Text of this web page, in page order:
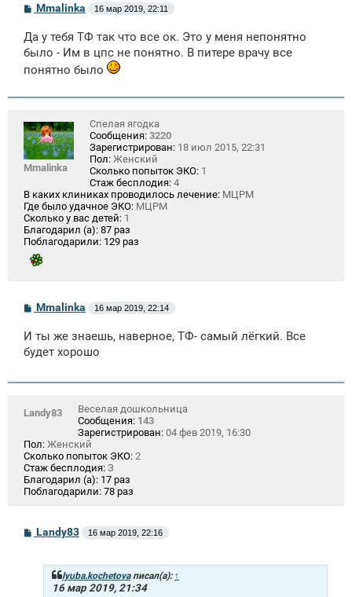
С
б
щ
н
е
Mmalinka 16 мар 2019, 22:11
Да у тебя ТФ так что все ок. Это у меня непонятно
было - Им в цпс не понятно. В питере врачу все
понятно было
Mmalinka
Спелая ягодка
Сообщения: 3220
Зарегистрирован: 18 июл 2015, 22:31
Пол: Женский
Сколько попыток ЭКО: 1
Стаж бесплодия: 4
В каких клиниках проводилось лечение: МЦРМ
Где было удачное ЭКО: МЦРМ
Сколько у вас детей: 1
Благодарил (а): 87 раз
Поблагодарили: 129 раз
С
б
щ
е
и
Mmalinka 16 мар 2019, 22:14
И ты же знаешь, наверное, ТФ- самый лёгкий. Все
будет хорошо
Landy83
Веселая дошкольница
Сообщения: 143
Зарегистрирован: 04 фев 2019, 16:30
Пол: Женский
Сколько попыток ЭКО: 2
Стаж бесплодия: З
Благодарил (а): 17 раз
Поблагодарили: 78 раз
СLandy83 16 мар 2019, 22:16
lyuba.kochetovaписал(а): ↑
16 мар 2019, 21:34